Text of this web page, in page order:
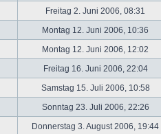
Freitag 2. Juni 2006, 08:31
Montag 12. Juni 2006, 10:36
Montag 12. Juni 2006, 12:02
Freitag 16. Juni 2006, 22:04
Samstag 15. Juli 2006, 10:58
Sonntag 23. Juli 2006, 22:26
Donnerstag 3. August 2006, 19:44